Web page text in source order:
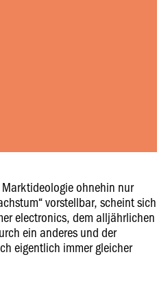
ohnehin nur
vorstellbar, scheint sich
electronics, dem alljährlichen
ein anderes und der
eigentlich immer gleicher